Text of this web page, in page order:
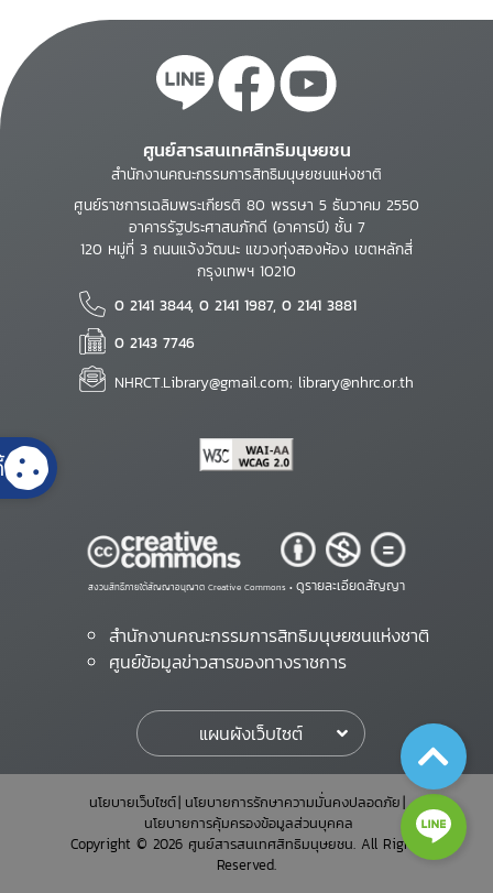
ศูนย์สารสนเทศสิทธิมนุษยชน
สำนักงานคณะกรรมการสิทธิมนุษยชนแห่งชาติ
ศูนย์ราชการเฉลิมพระเกียรติ 80 พรรษา 5 ธันวาคม 2550
อาคารรัฐประศาสนภักดี (อาคารบี) ชั้น 7
120 หมู่ที่ 3 ถนนแจ้งวัฒนะ แขวงทุ่งสองห้อง เขตหลักสี่
กรุงเทพฯ 10210
0 2141 3844, 0 2141 1987, 0 2141 3881
0 2143 7746
NHRCT.Library@gmail.com; library@nhrc.or.th
สงวนสิทธิ์ภายใต้สัญญาอนุญาต Creative Commons • ดูรายละเอียดสัญญา
สำนักงานคณะกรรมการสิทธิมนุษยชนแห่งชาติ
ศูนย์ข้อมูลข่าวสารของทางราชการ
แผนผังเว็บไซต์
นโยบายเว็บไซต์ นโยบายการรักษาความมั่นคงปลอดภัย
นโยบายการคุ้มครองข้อมูลส่วนบุคคล
Copyright © 2026 ศูนย์สารสนเทศสิทธิมนุษยชน. All Rights
Reserved.